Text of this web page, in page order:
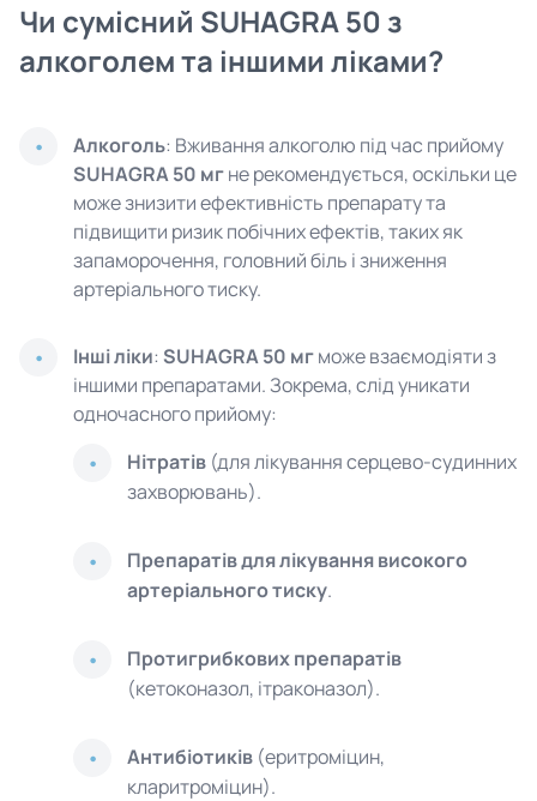
Чи сумісний SUHAGRA 50 з
алкоголем та іншими ліками?
Алкоголь: Вживання алкоголю під час прийому
SUHAGRA 50 мгне рекомендується, оскільки це
може знизити ефективність препарату та
підвищити ризик побічних ефектів, таких як
запаморочення, головний біль і зниження
артеріального тиску.
Інші ліки: SUHAGRA 50 мгможе взаємодіяти з
іншими препаратами. Зокрема, слід уникати
одночасного прийому:
Нітратів (для лікування серцево-судинних
захворювань).
Препаратів для лікування високого
артеріального тиску.
Протигрибкових препаратів
(кетоконазол, ітраконазол).
Антибіотиків (еритроміцин,
кларитроміцин).